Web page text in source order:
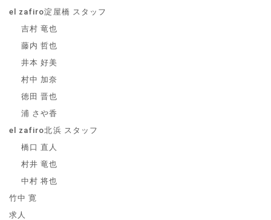
el zafiro淀屋橋 スタッフ
吉村 竜也
藤内 哲也
井本 好美
村中 加奈
徳田 晋也
浦 さや香
el zafiro北浜 スタッフ
橋口 直人
村井 竜也
中村 将也
竹中 寛
求人